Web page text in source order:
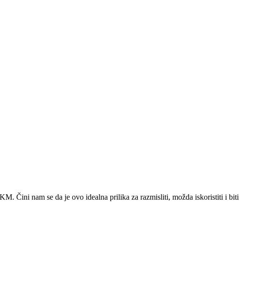
Čini nam se da je ovo idealna prilika za razmisliti, možda iskoristiti i biti